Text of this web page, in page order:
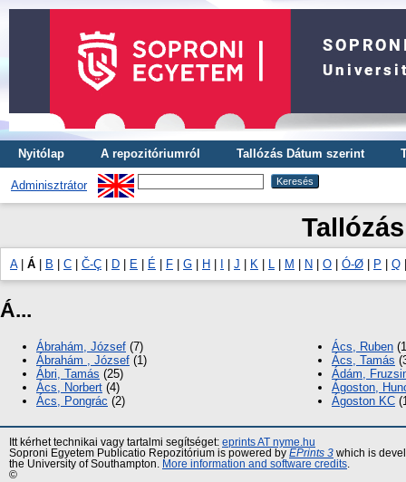
Nyitólap A repozitóriumról Tallózás Dátum szerint
Adminisztrátor
A| Á B C Č-Ç D E É F G H J K L M N O Ó-Ø P Q
Á...
Ábrahám, József (7)
Ábrahám , József (1)
Ábri, Tamás (25)
Ács, Norbert (4)
Ács, Pongrác (2)
Ács, Ruben
Ács, Tamás
Ádám,
Ágoston,
Ágoston KC
Itt kérhet technikai vagy tartalmi segítséget: eprints AT nyme.hu
Soproni Egyetem Publicatio Repozitórium is powered by EPrints 3 which is
the University of Southampton.
More information and software credits
©